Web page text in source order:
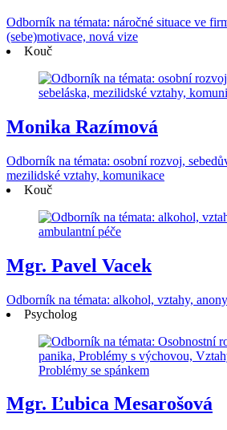
Odborník na témata: náročné situace ve
(sebe)motivace, nová vize
Kouč
Monika Razímová
Odborník na témata: osobní rozvoj,
mezilidské vztahy, komunikace
Kouč
Mgr. Pavel Vacek
Odborník na témata: alkohol, vztahy,
Psycholog
Mgr. Ľubica Mesarošová